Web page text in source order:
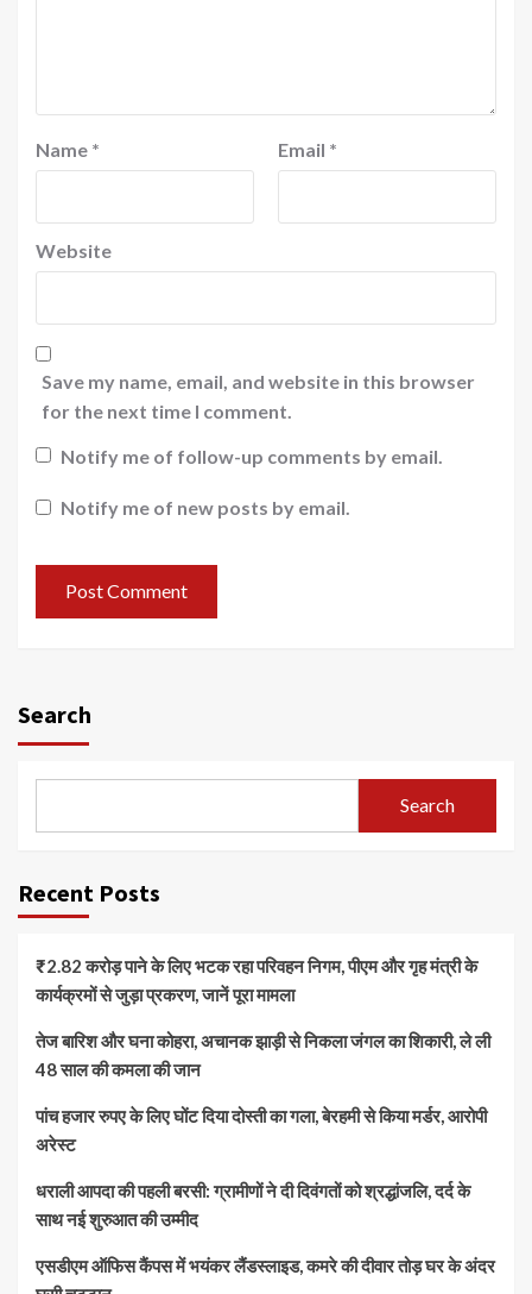
Name * Email *
Website
Save my name, email, and website in this browser
for the next time I comment.
Notify me of follow-up comments by email.
Notify me of new posts by email.
Search
Search
Recent Posts
₹2.82 करोड़ पाने के लिए भटक रहा परिवहन निगम, पीएम और गृह मंत्री के
कार्यक्रमों से जुड़ा प्रकरण, जानें पूरा मामला
तेज बारिश और घना कोहरा, अचानक झाड़ी से निकला जंगल का शिकारी, ले ली
48 साल की कमला की जान
पांच हजार रुपए के लिए घोंट दिया दोस्ती का गला, बेरहमी से किया मर्डर, आरोपी
अरेस्ट
धराली आपदा की पहली बरसी: ग्रामीणों ने दी दिवंगतों को श्रद्धांजलि, दर्द के
साथ नई शुरुआत की उम्मीद
एसडीएम ऑफिस कैंपस में भयंकर लैंडस्लाइड, कमरे की दीवार तोड़ घर के अंदर